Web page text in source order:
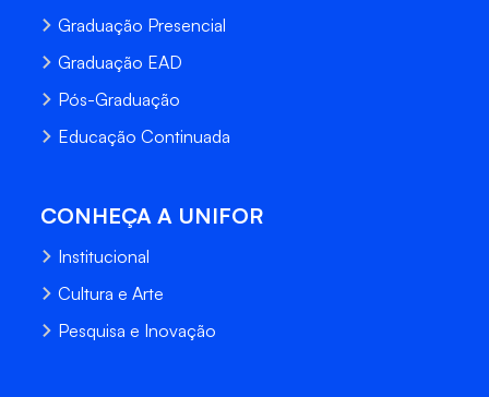
Graduação Presencial
Graduação EAD
Pós-Graduação
Educação Continuada
CONHEÇA A UNIFOR
Institucional
Cultura e Arte
Pesquisa e Inovação